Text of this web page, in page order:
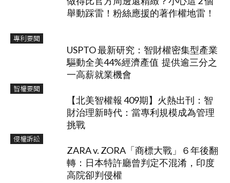
舉動踩雷！粉絲應援的著作權地雷！
專利要聞
USPTO 最新研究：智財權密集型產業
驅動全美44%經濟產值 提供逾三分之
一高薪就業機會
智權要聞
【北美智權報 409期】火熱出刊：智
財治理新時代：當專利規模成為管理
挑戰
侵權訴訟
ZARA v. ZORA「商標大戰」６年後翻
轉：日本特許廳曾判定不混淆，印度
高院卻判侵權